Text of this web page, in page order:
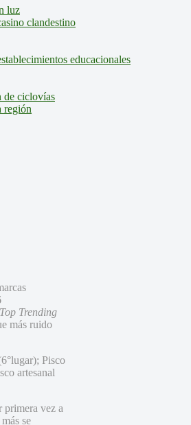
luz
clandestino
educacionales
de ciclovías
región
Trending
más ruido
Pisco
artesanal
primera vez a
se